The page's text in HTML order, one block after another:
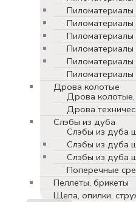
Пиломатериалы
Пиломатериалы
Пиломатериалы
Пиломатериалы
Дрова колотые
Дрова
Дрова
Слэбы из дуба
Слэбы из дуба
Слэбы из дуба
Слэбы из дуба
Поперечные
Пеллеты, брикеты
Щепа, опилки,